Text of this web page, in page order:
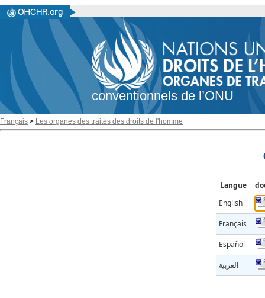
conventionnels de l’ONU
Français > Les organes des traités des droits de l'homme
Langue
English
Français
Español
العربية